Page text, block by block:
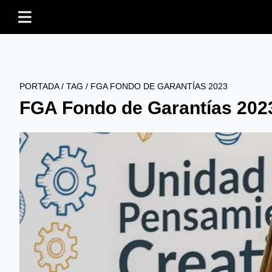
PORTADA/ TAG / FGA FONDO DE GARANTÍAS 2023
FGA Fondo de Garantías